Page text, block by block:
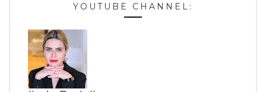
YOUTUBE CHANNEL: